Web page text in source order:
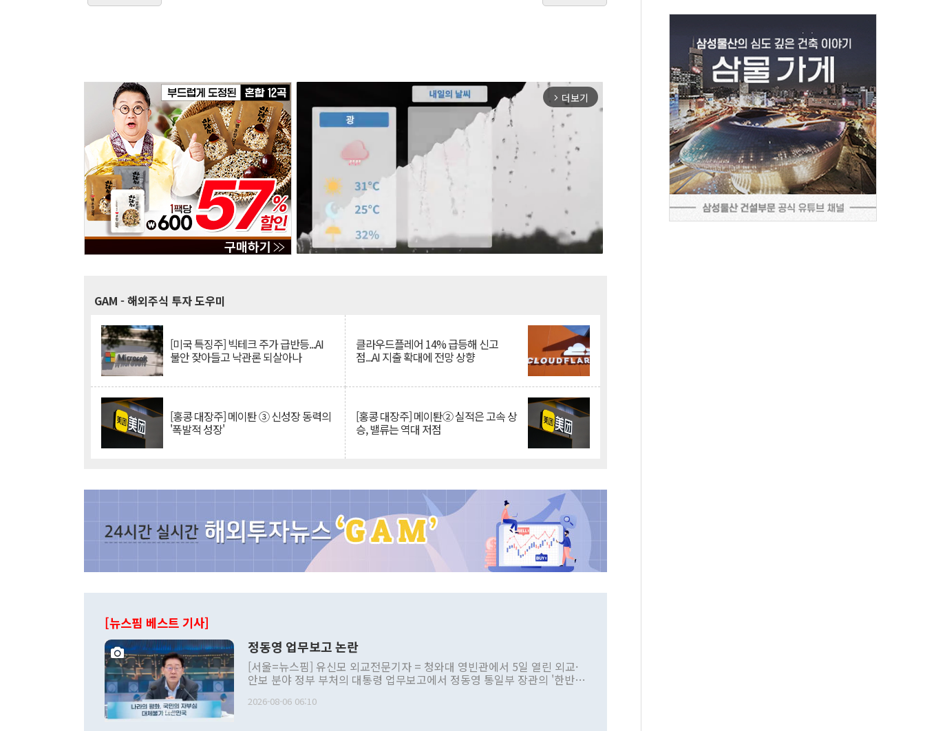
arrow_forward_ios 더보기
GAM - 해외주식 투자 도우미
[미국 특징주] 빅테크 주가 급반등...AI
불안 잦아들고 낙관론 되살아나
클라우드플레어 14% 급등해 신고
점...AI 지출 확대에 전망 상향
[홍콩 대장주] 메이퇀 ③ 신성장 동력의
'폭발적 성장'
[홍콩 대장주] 메이퇀② 실적은 고속 상
승, 밸류는 역대 저점
[뉴스핌 베스트 기사]
정동영 업무보고 논란
[서울=뉴스핌] 유신모 외교전문기자 = 청와대 영빈관에서 5일 열린 외교·
안보 분야 정부 부처의 대통령 업무보고에서 정동영 통일부 장관의 '한반도
발언 중에는 정부 내 조율을 거치지 않은 사안을 정책으로 추진하겠다고 공
2026-08-06 06:10